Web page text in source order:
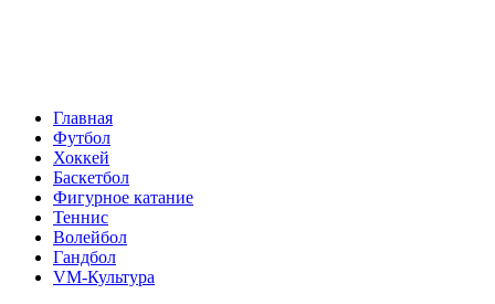
Главная
Футбол
Хоккей
Баскетбол
Фигурное катание
Теннис
Волейбол
Гандбол
VM-Культура